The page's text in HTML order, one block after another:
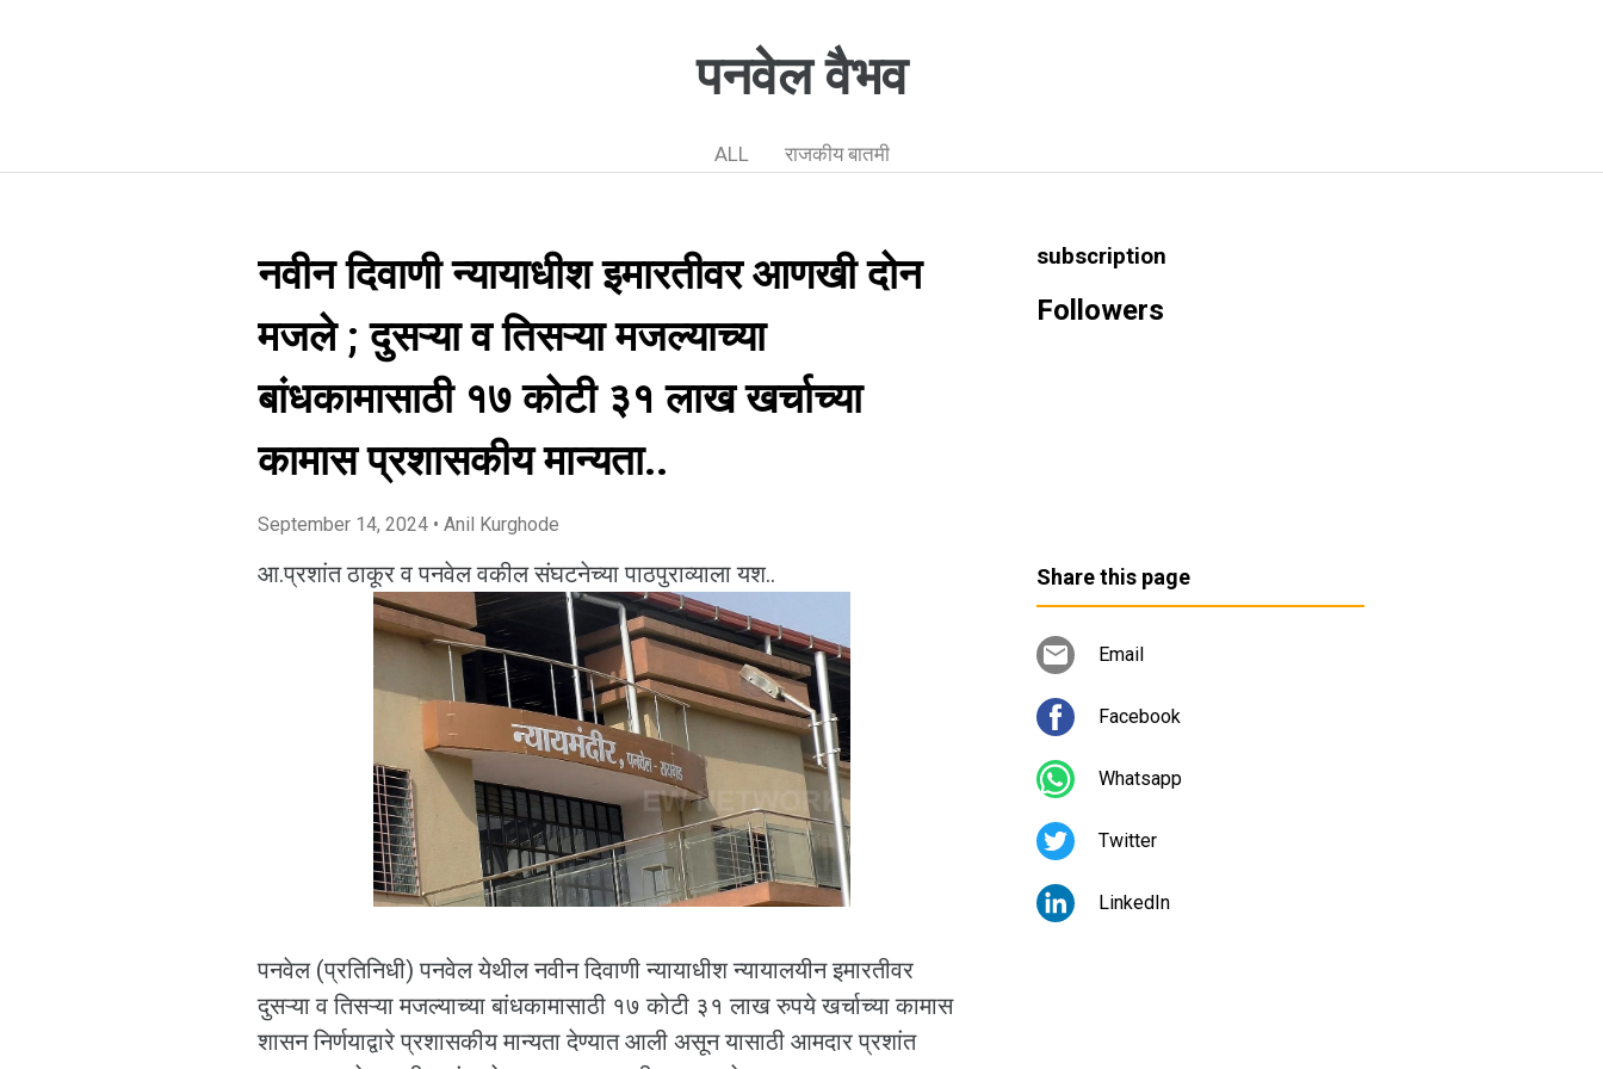
पनवेल वैभव
ALL राजकीय बातमी
नवीन दिवाणी न्यायाधीश इमारतीवर आणखी दोन
मजले ; दुसऱ्या व तिसऱ्या मजल्याच्या
बांधकामासाठी १७ कोटी ३१ लाख खर्चाच्या
कामास प्रशासकीय मान्यता..
September 14, 2024 • Anil Kurghode
आ.प्रशांत ठाकूर व पनवेल वकील संघटनेच्या पाठपुराव्याला यश..
पनवेल (प्रतिनिधी) पनवेल येथील नवीन दिवाणी न्यायाधीश न्यायालयीन इमारतीवर
दुसऱ्या व तिसऱ्या मजल्याच्या बांधकामासाठी १७ कोटी ३१ लाख रुपये खर्चाच्या कामास
शासन निर्णयाद्वारे प्रशासकीय मान्यता देण्यात आली असून यासाठी आमदार प्रशांत
subscription
Followers
Share this page
Email
Facebook
Whatsapp
Twitter
LinkedIn